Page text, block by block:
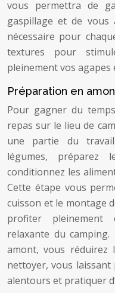
vous permettra de
gaspillage et de
nécessaire pour
textures pour
pleinement vos agapes
Préparation en
Pour gagner du
repas sur le lieu de
une partie du travail
légumes, préparez
conditionnez les
Cette étape vous
cuisson et le montage
profiter pleinement
relaxante du
amont, vous réduirez
nettoyer, vous
alentours et pratiquer